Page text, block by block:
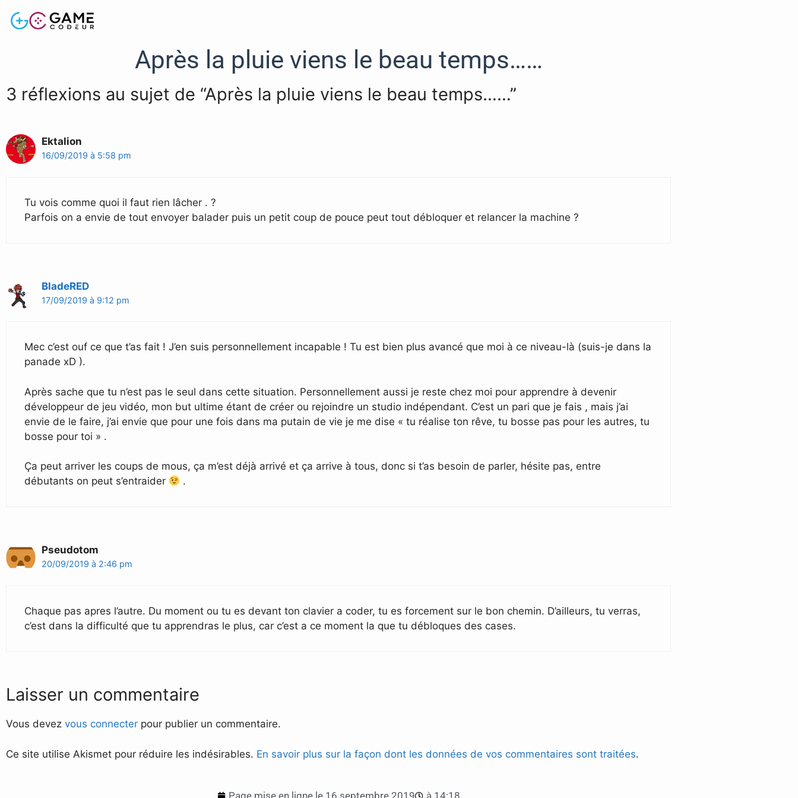
Après la pluie viens le beau temps……
3 réflexions au sujet de “Après la pluie viens le beau temps……”
Ektalion
16/09/2019 à 5:58 pm
Tu vois comme quoi il faut rien lâcher . ?
Parfois on a envie de tout envoyer balader puis un petit coup de pouce peut tout débloquer et relancer la machine ?
BladeRED
17/09/2019 à 9:12 pm
Mec c’est ouf ce que t’as fait ! J’en suis personnellement incapable ! Tu est bien plus avancé que moi à ce niveau-là (suis-je dans la
panade xD ).
Après sache que tu n’est pas le seul dans cette situation. Personnellement aussi je reste chez moi pour apprendre à devenir
développeur de jeu vidéo, mon but ultime étant de créer ou rejoindre un studio indépendant. C’est un pari que je fais , mais j’ai
envie de le faire, j’ai envie que pour une fois dans ma putain de vie je me dise « tu réalise ton rêve, tu bosse pas pour les autres, tu
bosse pour toi » .
Ça peut arriver les coups de mous, ça m’est déjà arrivé et ça arrive à tous, donc si t’as besoin de parler, hésite pas, entre
débutants on peut s’entraider
.
Pseudotom
20/09/2019 à 2:46 pm
Chaque pas apres l’autre. Du moment ou tu es devant ton clavier a coder, tu es forcement sur le bon chemin. D’ailleurs, tu verras,
c’est dans la difficulté que tu apprendras le plus, car c’est a ce moment la que tu débloques des cases.
Laisser un commentaire
Vous devez vous connecter pour publier un commentaire.
Ce site utilise Akismet pour réduire les indésirables. En savoir plus sur la façon dont les données de vos commentaires sont traitées.